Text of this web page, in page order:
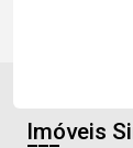
Imóveis